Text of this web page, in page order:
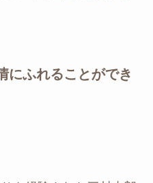
にふれることができ